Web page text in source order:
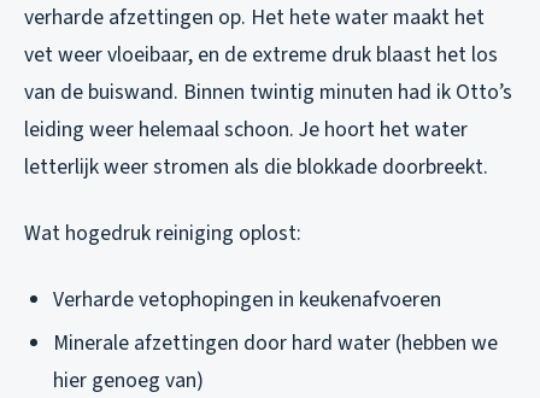
verharde afzettingen op. Het hete water maakt het
vet weer vloeibaar, en de extreme druk blaast het los
van de buiswand. Binnen twintig minuten had ik Otto’s
leiding weer helemaal schoon. Je hoort het water
letterlijk weer stromen als die blokkade doorbreekt.
Wat hogedruk reiniging oplost:
Verharde vetophopingen in keukenafvoeren
Minerale afzettingen door hard water (hebben we
hier genoeg van)